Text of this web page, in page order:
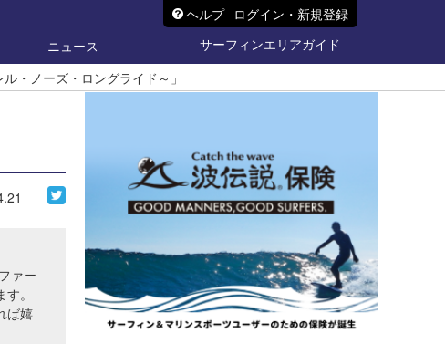
ヘルプ ログイン・新規登録
ニュース
サーフィンエリアガイド
・ノーズ・ロングライド～」
ァー
。
ば嬉